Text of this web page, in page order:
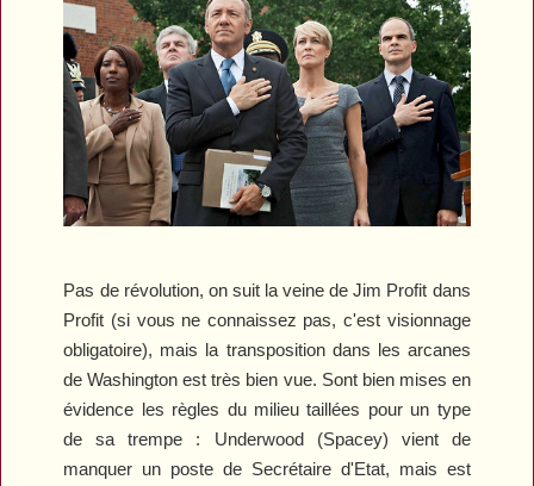
Pas de révolution, on suit la veine de Jim Profit dans
Profit (si vous ne connaissez pas, c'est visionnage
obligatoire), mais la transposition dans les arcanes
de Washington est très bien vue. Sont bien mises en
évidence les règles du milieu taillées pour un type
de sa trempe : Underwood (Spacey) vient de
manquer un poste de Secrétaire d'Etat, mais est